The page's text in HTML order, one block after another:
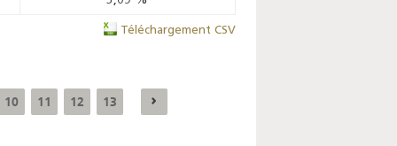
Téléchargement CSV
10 11 12 13
conjoncture dans
l’industrie - 2026